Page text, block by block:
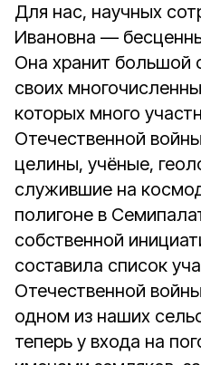
Для нас, научных
Ивановна —
Она хранит большой
своих
которых много
Отечественной
целины, учёные,
служившие на
полигоне в
собственной
составила список
Отечественной
одном из наших
теперь у входа на